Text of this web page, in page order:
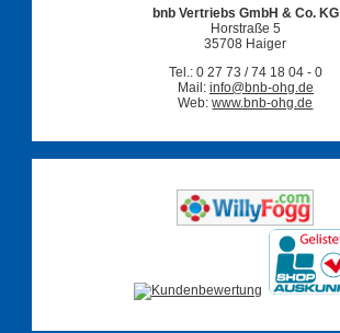
bnb Vertriebs GmbH & Co. KG
Horstraße 5
35708 Haiger
Tel.: 0 27 73 / 74 18 04 - 0
Mail: info@bnb-ohg.de
Web:www.bnb-ohg.de